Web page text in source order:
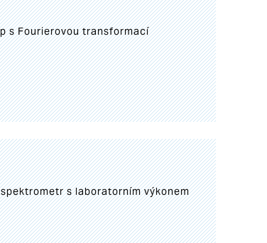
s Fourierovou transformací
s laboratorním výkonem